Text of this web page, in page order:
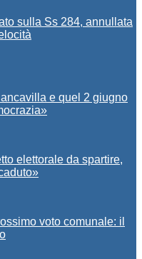
sulla Ss 284, annullata
e quel 2 giugno
elettorale da spartire,
voto comunale: il